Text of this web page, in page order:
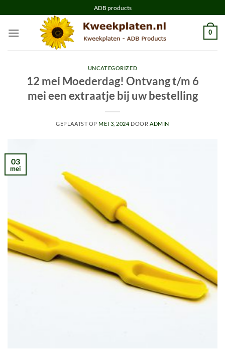
naar
inhoud
ADB products
0
UNCATEGORIZED
12 mei Moederdag! Ontvang t/m 6
mei een extraatje bij uw bestelling
GEPLAATST OP MEI 3, 2024 DOOR ADMIN
03
mei